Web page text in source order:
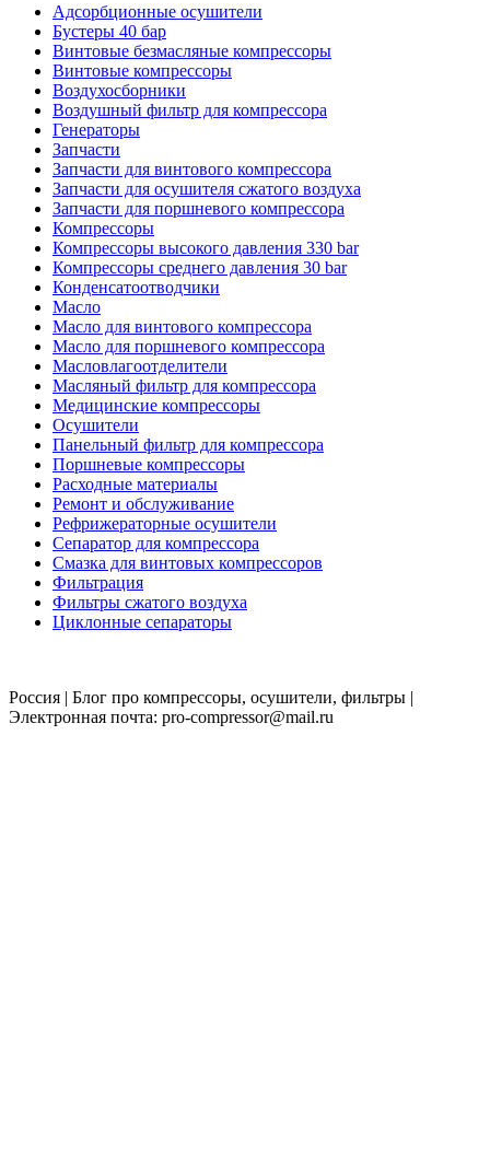
Адсорбционные осушители
Бустеры 40 бар
Винтовые безмасляные компрессоры
Винтовые компрессоры
Воздухосборники
Воздушный фильтр для компрессора
Генераторы
Запчасти
Запчасти для винтового компрессора
Запчасти для осушителя сжатого воздуха
Запчасти для поршневого компрессора
Компрессоры
Компрессоры высокого давления 330 bar
Компрессоры среднего давления 30 bar
Конденсатоотводчики
Масло
Масло для винтового компрессора
Масло для поршневого компрессора
Масловлагоотделители
Масляный фильтр для компрессора
Медицинские компрессоры
Осушители
Панельный фильтр для компрессора
Поршневые компрессоры
Расходные материалы
Ремонт и обслуживание
Рефрижераторные осушители
Сепаратор для компрессора
Смазка для винтовых компрессоров
Фильтрация
Фильтры сжатого воздуха
Циклонные сепараторы
Россия | Блог про компрессоры, осушители, фильтры |
Электронная почта: pro-compressor@mail.ru